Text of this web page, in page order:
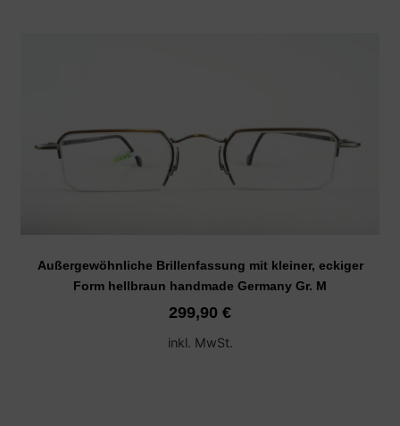
Außergewöhnliche Brillenfassung mit kleiner, eckiger
Form hellbraun handmade Germany Gr. M
299,90 €
inkl. MwSt.